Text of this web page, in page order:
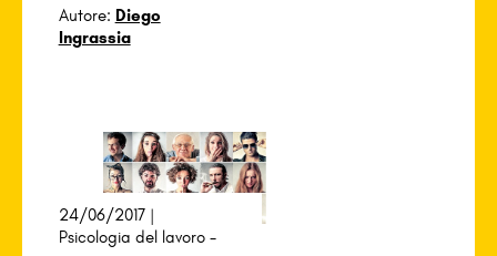
Autore: Diego
Ingrassia
24/06/2017 |
Psicologia del lavoro-